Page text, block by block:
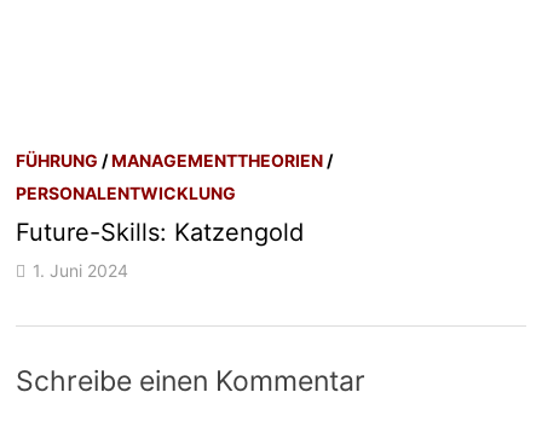
FÜHRUNG /MANAGEMENTTHEORIEN /
PERSONALENTWICKLUNG
Future-Skills: Katzengold
1. Juni 2024
Schreibe einen Kommentar